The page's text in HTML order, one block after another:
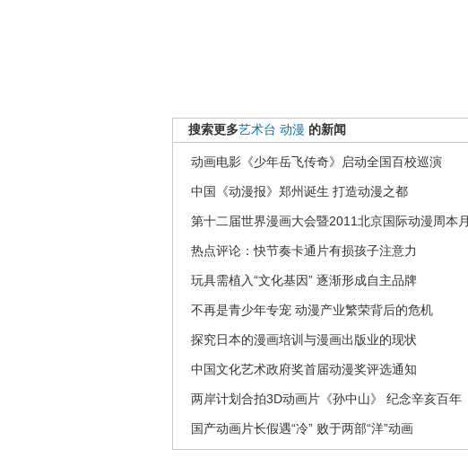
搜索更多艺术台 动漫 的新闻
动画电影《少年岳飞传奇》启动全国百校巡演
中国《动漫报》郑州诞生 打造动漫之都
第十二届世界漫画大会暨2011北京国际动漫周本
热点评论：快节奏卡通片有损孩子注意力
玩具需植入“文化基因” 逐渐形成自主品牌
不再是青少年专宠 动漫产业繁荣背后的危机
探究日本的漫画培训与漫画出版业的现状
中国文化艺术政府奖首届动漫奖评选通知
两岸计划合拍3D动画片《孙中山》 纪念辛亥百年
国产动画片长假遇“冷” 败于两部“洋”动画